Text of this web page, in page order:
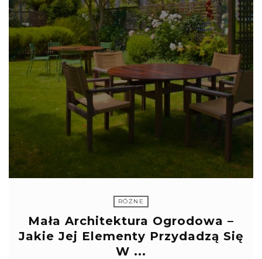
RÓŻNE
Mała Architektura Ogrodowa –
Jakie Jej Elementy Przydadzą Się
W ...